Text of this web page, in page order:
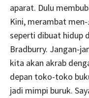
aparat. Dulu
Kini, merambat men-
seperti dibuat hidup
Bradburry. Jangan-
kita akan akrab
depan toko-toko
jadi mimpi buruk.